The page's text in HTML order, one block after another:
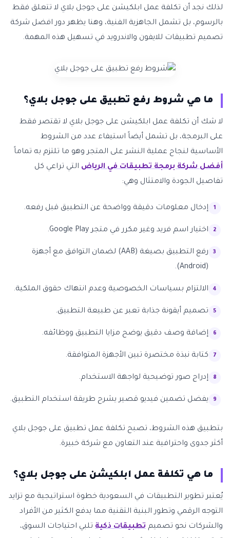
لذلك نجد أن تكلفة عمل ابلكيشن على جوجل بلاي لا تتعلق فقط
بالرسوم، بل تشمل الجاهزية الفنية، وهنا يظهر دور افضل شركة
تصميم تطبيقات للايفون والاندرويد في تسهيل هذه المهمة.
ما هي شروط رفع تطبيق على جوجل بلاي؟
لا شك أن تكلفة عمل ابلكيشن على جوجل بلاي لا تقتصر فقط
على البرمجة، بل تشمل أيضاً استيفاء عدد من الشروط
الأساسية لنجاح عملية النشر على المتجر وهو ما تلتزم به تماماً
أفضل شركة برمجة تطبيقات في الرياض التي تراعي كل
تفاصيل الجودة والامتثال وهي:
إدخال معلومات دقيقة وواضحة عن التطبيق قبل رفعه.
اختيار اسم فريد وغير مكرر في متجر Google Play.
رفع التطبيق بصيغة (AAB) لضمان التوافق مع أجهزة
(Android).
الالتزام بسياسات الخصوصية وعدم انتهاك حقوق الملكية.
تصميم أيقونة جذابة تعبر عن طبيعة التطبيق.
إضافة وصف دقيق يوضح مزايا التطبيق ووظائفه.
كتابة نبذة مختصرة تبين الأجهزة المتوافقة.
إدراج صور توضيحية لواجهة الاستخدام.
يفضل تضمين فيديو قصير يشرح طريقة استخدام التطبيق.
بتطبيق هذه الشروط، تصبح تكلفة عمل تطبيق على جوجل بلاي
أكثر جدوى واحترافية عند التعاون مع شركة خبيرة.
ما هي تكلفة عمل ابلكيشن على جوجل بلاي؟
يُعتبر تطوير التطبيقات في السعودية خطوة استراتيجية مع تزايد
التوجه الرقمي وتطور البنية التقنية مما يدفع الكثير من الأفراد
والشركات نحو تصميم تطبيقات ذكية تلبي احتياجات السوق،